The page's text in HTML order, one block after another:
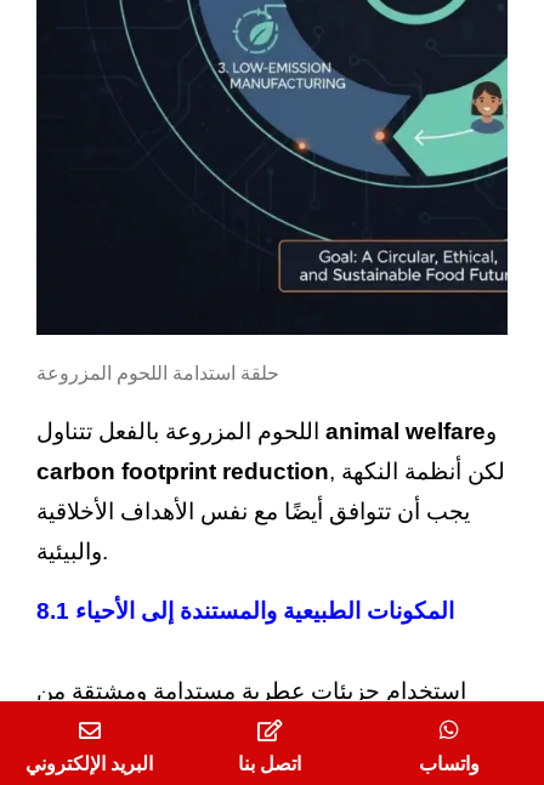
حلقة استدامة اللحوم المزروعة
animal welfareو
carbon footprint reduction, لكن أنظمة النكهة
يجب أن تتوافق أيضًا مع نفس الأهداف الأخلاقية
والبيئية.
المكونات الطبيعية والمستندة إلى الأحياء 8.1
استخدام جزيئات عطرية مستدامة ومشتقة من
النباتات يقلل من الاعتماد على التوليف
البتروكيميائي ويدعم مطالب الشفافية والنظافة
البريد الإلكتروني اتصل بنا واتساب